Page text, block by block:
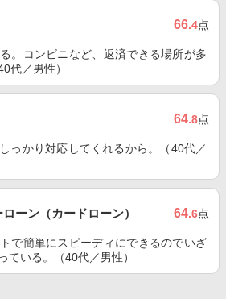
66.4点
。コンビニなど、返済できる場所が多
代／男性）
64.8点
っかり対応してくれるから。（40代／
ーン（カードローン） 64.6点
で簡単にスピーディにできるのでいざ
ている。（40代／男性）